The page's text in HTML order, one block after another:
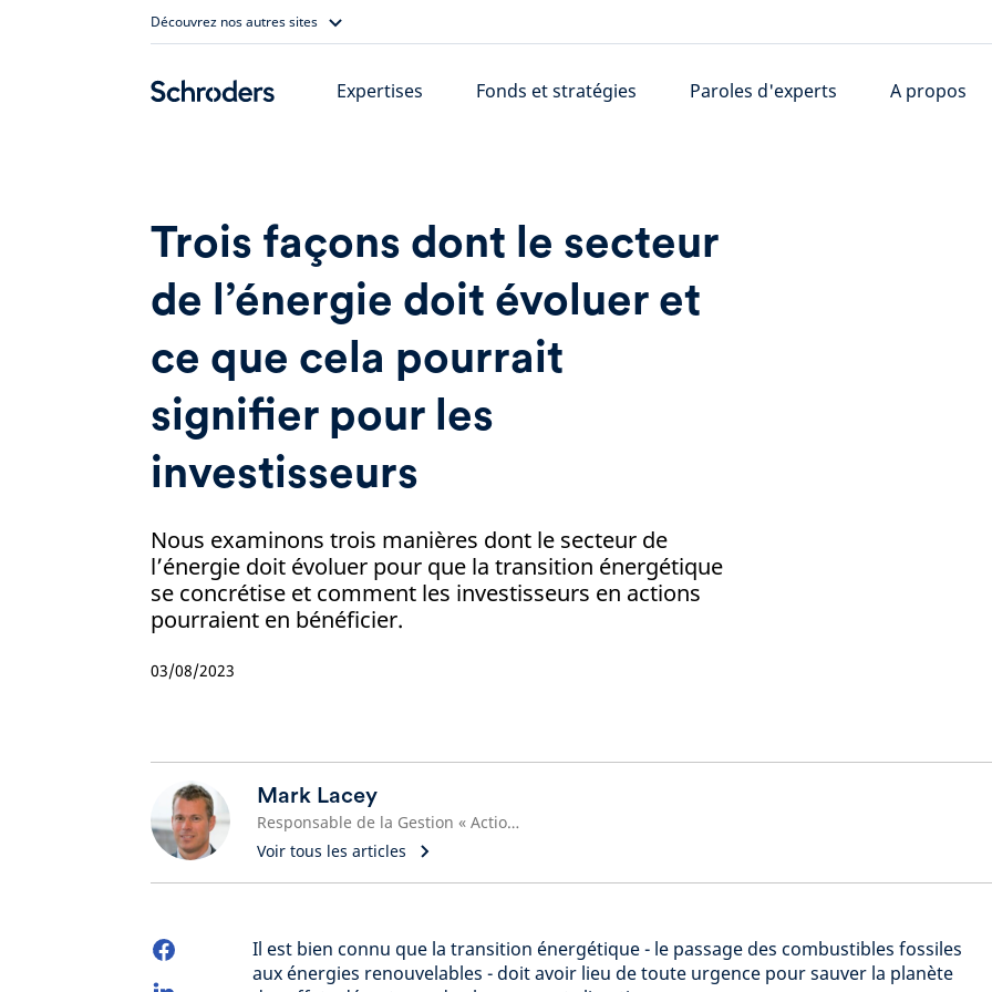
Découvrez nos autres sites
Expertises Fonds et stratégies Paroles d'experts A propos
Trois façons dont le secteur
de l’énergie doit évoluer et
ce que cela pourrait
signifier pour les
investisseurs
Nous examinons trois manières dont le secteur de
l’énergie doit évoluer pour que la transition énergétique
se concrétise et comment les investisseurs en actions
pourraient en bénéficier.
03/08/2023
Mark Lacey
Responsable de la Gestion « Actions internationales / Ressources naturelles », Gérant de portefeuille
Voir tous les articles
Il est bien connu que la transition énergétique - le passage des combustibles fossiles
aux énergies renouvelables - doit avoir lieu de toute urgence pour sauver la planète